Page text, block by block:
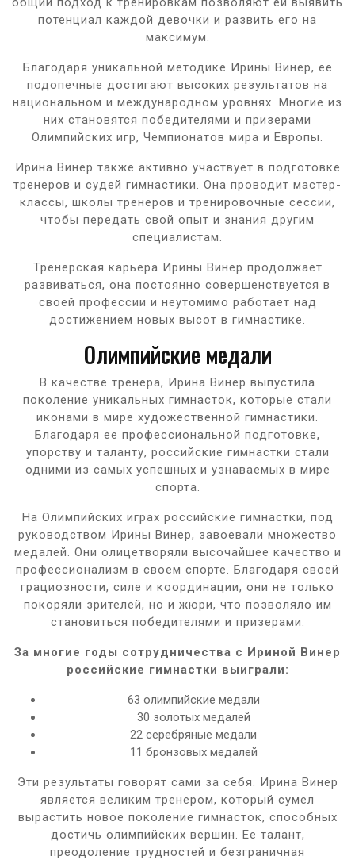
потенциал каждой девочки и развить его на
максимум.
Благодаря уникальной методике Ирины Винер, ее
подопечные достигают высоких результатов на
национальном и международном уровнях. Многие из
них становятся победителями и призерами
Олимпийских игр, Чемпионатов мира и Европы.
Ирина Винер также активно участвует в подготовке
тренеров и судей гимнастики. Она проводит мастер-
классы, школы тренеров и тренировочные сессии,
чтобы передать свой опыт и знания другим
специалистам.
Тренерская карьера Ирины Винер продолжает
развиваться, она постоянно совершенствуется в
своей профессии и неутомимо работает над
достижением новых высот в гимнастике.
Олимпийские медали
В качестве тренера, Ирина Винер выпустила
поколение уникальных гимнасток, которые стали
иконами в мире художественной гимнастики.
Благодаря ее профессиональной подготовке,
упорству и таланту, российские гимнастки стали
одними из самых успешных и узнаваемых в мире
спорта.
На Олимпийских играх российские гимнастки, под
руководством Ирины Винер, завоевали множество
медалей. Они олицетворяли высочайшее качество и
профессионализм в своем спорте. Благодаря своей
грациозности, силе и координации, они не только
покоряли зрителей, но и жюри, что позволяло им
становиться победителями и призерами.
За многие годы сотрудничества с Ириной Винер
российские гимнастки выиграли:
63 олимпийские медали
30 золотых медалей
22 серебряные медали
11 бронзовых медалей
Эти результаты говорят сами за себя. Ирина Винер
является великим тренером, который сумел
вырастить новое поколение гимнасток, способных
достичь олимпийских вершин. Ее талант,
преодоление трудностей и безграничная